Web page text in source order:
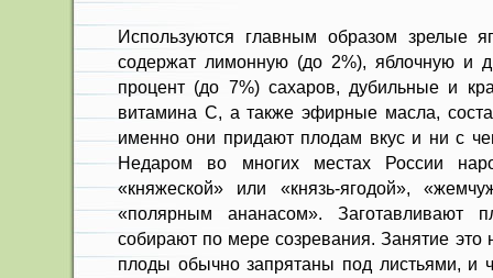
Используются главным образом зрелые
содержат лимонную (до 2%), яблочную и
процент (до 7%) сахаров, дубильные и
витамина С, а также эфирные масла,
именно они придают плодам вкус и ни с
Недаром во многих местах России
«княжеской» или «князь-ягодой»,
«полярным ананасом». Заготавливают
собирают по мере созревания. Занятие это
плоды обычно запрятаны под листьями, и